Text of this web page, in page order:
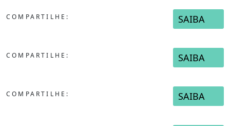
COMPARTILHE: SAIBA
COMPARTILHE: SAIBA
COMPARTILHE: SAIBA